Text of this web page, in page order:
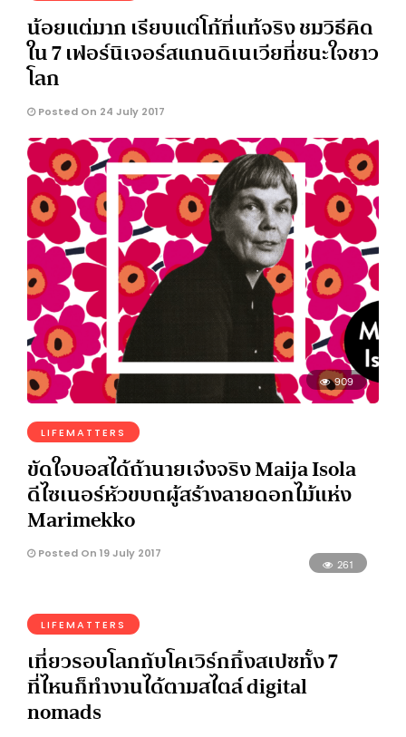
น้อยแต่มาก เรียบแต่โก้ที่แท้จริง ชมวิธีคิด
ใน 7 เฟอร์นิเจอร์สแกนดิเนเวียที่ชนะใจชาว
โลก
Posted On 24 July 2017
909
LIFEMATTERS
ขัดใจบอสได้ถ้านายเจ๋งจริง Maija Isola
ดีไซเนอร์หัวขบถผู้สร้างลายดอกไม้แห่ง
Marimekko
Posted On 19 July 2017
261
LIFEMATTERS
เที่ยวรอบโลกกับโคเวิร์กกิ้งสเปซทั้ง 7
ที่ไหนก็ทำงานได้ตามสไตล์ digital
nomads